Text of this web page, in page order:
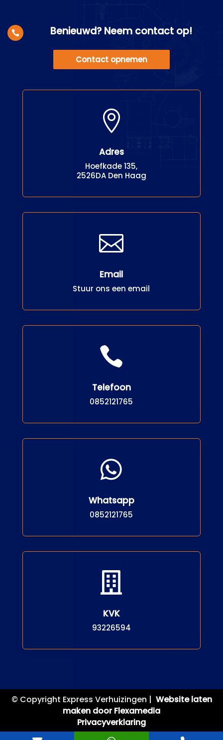
 Benieuwd? Neem contact op!
Contact opnemen

Adres
Hoefkade 135,
2526DA Den Haag

Email
Stuur ons een email

Telefoon
0852121765

Whatsapp
0852121765

KVK
93226594
© Copyright Express Verhuizingen | Website laten
maken door Flexamedia
Privacyverklaring